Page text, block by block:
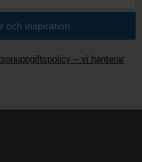
– vi hanterar